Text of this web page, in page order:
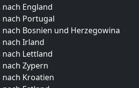
England
Portugal
Bosnien und Herzegowina
Irland
Lettland
Zypern
Kroatien